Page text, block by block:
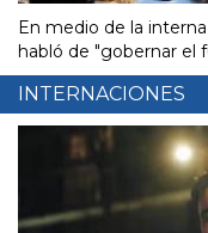
En medio de la
habló de "gobernar el
INTERNACIONES